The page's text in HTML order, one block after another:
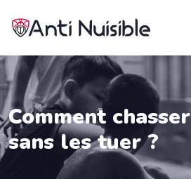
Comment
sans les tuer ?